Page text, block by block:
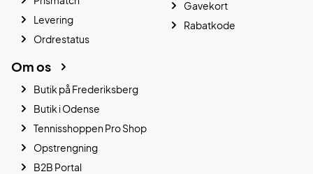
Levering
Ordrestatus
Gavekort
Rabatkode
Om os
Butik på Frederiksberg
Butik i Odense
Tennisshoppen Pro Shop
Opstrengning
B2B Portal